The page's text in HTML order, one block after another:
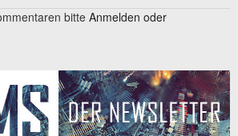
bitte Anmelden oder